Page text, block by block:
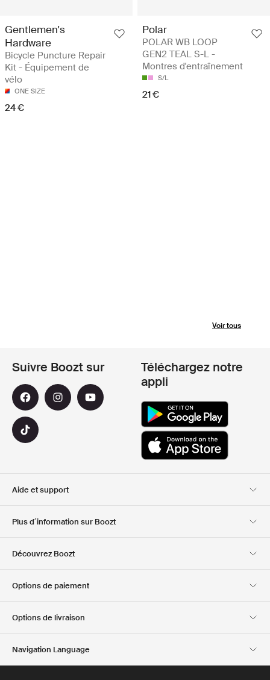
Gentlemen's
Hardware
Bicycle Puncture Repair
Kit - Équipement de
vélo
ONE SIZE
24 €
Polar
POLAR WB LOOP
GEN2 TEAL S-L -
Montres d'entraînement
S/L
21 €
Voir tous
Aide et support
Plus d´information sur Boozt
Club Boozt
Découvrez Boozt
Suivre Boozt sur
Téléchargez notre
appli
Options de paiement
Options de livraison
Navigation Language